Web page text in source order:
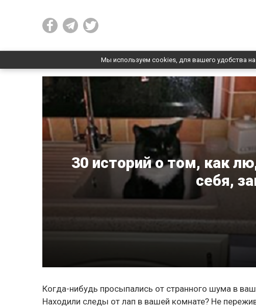
Мы используем cookies, для вашего удобства
30 историй о том, как
себя,
Когда-нибудь просыпались от странного шума в
Находили следы от лап в вашей комнате? Не